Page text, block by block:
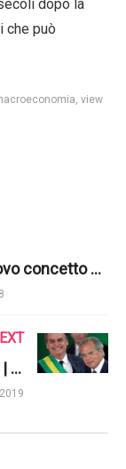
dopo la
che può
view
Casa intelligente: un nuovo concetto di abitazione | Euronews
Brasile. Il mercato premia Bolsonaro | Euronews